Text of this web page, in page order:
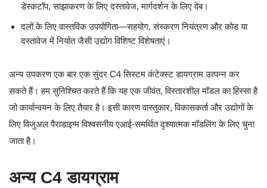
डेस्कटॉप, साझाकरण के लिए दस्तावेज, मार्गदर्शन के लिए वेब।
दलों के लिए वास्तविक उपयोगिता—सहयोग, संस्करण नियंत्रण और कोड या
दस्तावेज में निर्यात जैसी उद्योग विशिष्ट विशेषताएं।
अन्य उपकरण एक बार एक सुंदर C4 सिस्टम कंटेक्स्ट डायग्राम उत्पन्न कर
सकते हैं। हम सुनिश्चित करते हैं कि यह एक जीवंत, विस्तारशील मॉडल का हिस्सा है
जो कार्यान्वयन के लिए तैयार है। इसी कारण वास्तुकार, विकासकर्ता और उद्योगों के
लिए विजुअल पैराडाइग्म विश्वसनीय एआई-समर्थित दृश्यात्मक मॉडलिंग के लिए चुना
जाता है।
अन्य C4 डायग्राम